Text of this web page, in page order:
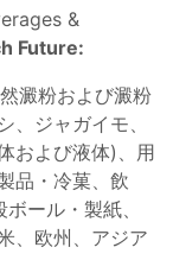
&
Future:
澱粉および澱粉
ジャガイモ、
および液体)、用
品・冷菓、飲
ール・製紙、
、欧州、アジア